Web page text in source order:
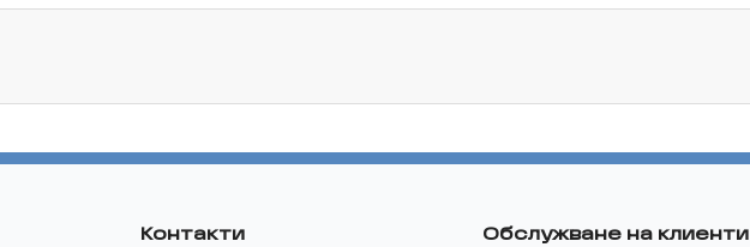
Контакти Обслужване на клиенти